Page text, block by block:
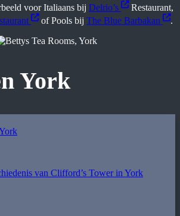
voor Italiaans bij Delrio’s
Restaurant,
of Pools bij The Blue Barbakan .
York
van Clifford’s Tower in York